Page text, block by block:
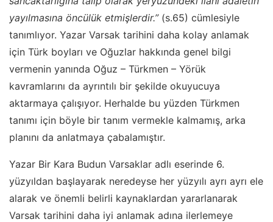
yayılmasına öncülük etmişlerdir.”(s.65) cümlesiyle
tanımlıyor. Yazar Varsak tarihini daha kolay anlamak
için Türk boyları ve Oğuzlar hakkında genel bilgi
vermenin yanında Oğuz – Türkmen – Yörük
kavramlarını da ayrıntılı bir şekilde okuyucuya
aktarmaya çalışıyor. Herhalde bu yüzden Türkmen
tanımı için böyle bir tanım vermekle kalmamış, arka
planını da anlatmaya çabalamıştır.
Yazar Bir Kara Budun Varsaklar adlı eserinde 6.
yüzyıldan başlayarak neredeyse her yüzyılı ayrı ayrı ele
alarak ve önemli belirli kaynaklardan yararlanarak
Varsak tarihini daha iyi anlamak adına ilerlemeye